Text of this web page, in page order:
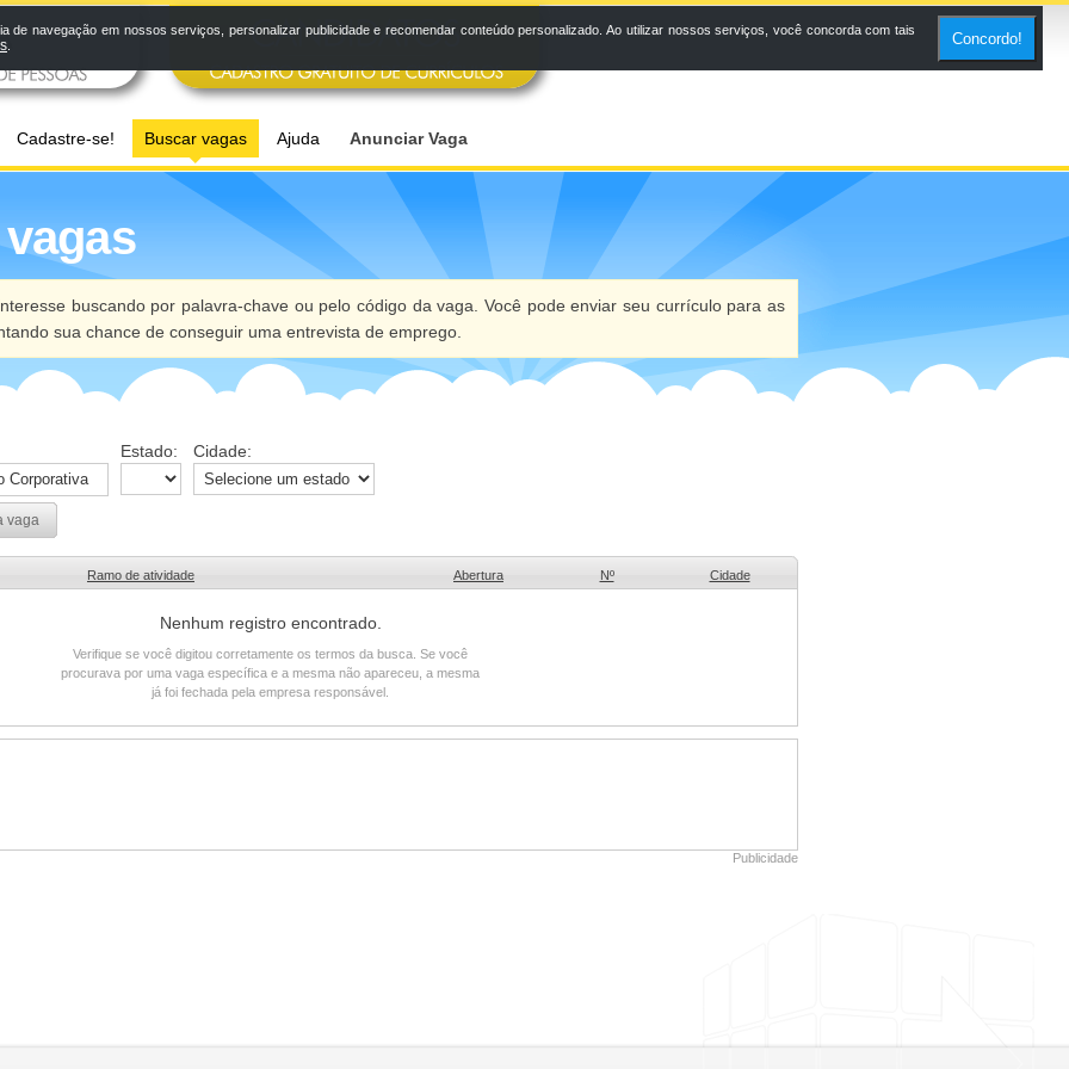
Cadastre-se! Buscar vagas Ajuda Anunciar Vaga
buscando por palavra-chave ou pelo código da vaga. Você pode enviar seu currículo para as
sua chance de conseguir uma entrevista de emprego.
Estado: Cidade:
vaga
Ramo de atividade Abertura Nº Cidade
Nenhum registro encontrado.
Verifique se você digitou corretamente os termos da busca. Se você
procurava por uma vaga específica e a mesma não apareceu, a mesma
já foi fechada pela empresa responsável.
Publicidade
navegação em nossos serviços, personalizar publicidade e recomendar conteúdo personalizado. Ao utilizar nossos serviços, você concorda com tais
Concordo!